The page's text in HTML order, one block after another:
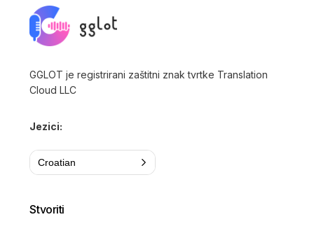
GGLOT je registrirani zaštitni znak tvrtke Translation
Cloud LLC
Jezici:
Croatian
Stvoriti